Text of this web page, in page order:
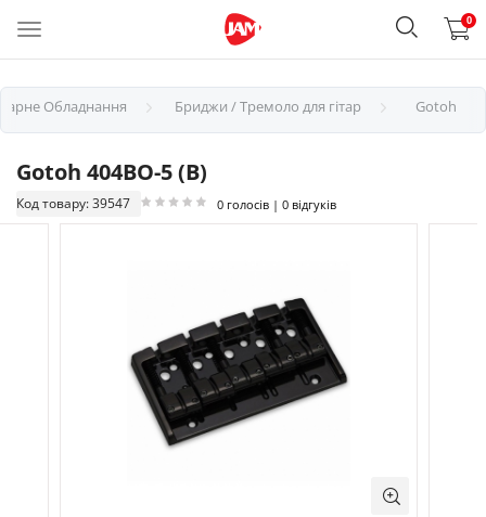
0
Обладнання Бриджи / Тремоло для гітар Gotoh
Gotoh 404BO-5 (B)
Код товару: 39547 0 голосів | 0 відгуків